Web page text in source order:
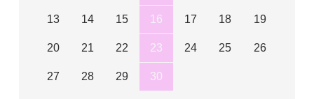
13 14 15 16 17 18 19
20 21 22 23 24 25 26
27 28 29 30